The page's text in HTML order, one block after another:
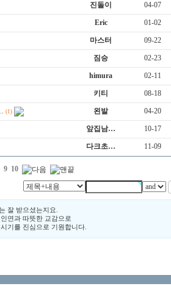
진돌이 04-07
Eric 01-02
마스터 09-22
짐승 02-23
himura 02-11
키티 08-18
(1) 왼발 04-20
앞집남… 10-17
다크초… 11-09
9 10
잘 받으셨는지요.
연과 따뜻한 교감으로
기를 진심으로 기원합니다.